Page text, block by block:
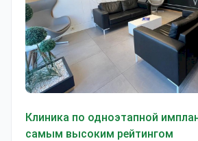
Клиника по одноэтапной
самым высоким рейтингом